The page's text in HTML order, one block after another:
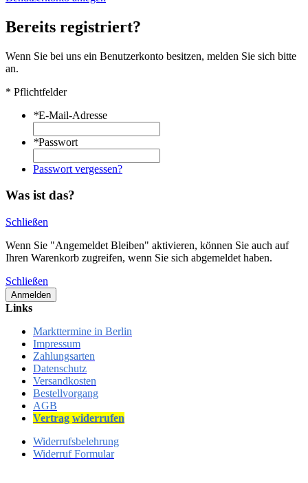
Bereits registriert?
Wenn Sie bei uns ein Benutzerkonto besitzen, melden Sie sich bitte
an.
* Pflichtfelder
*E-Mail-Adresse
*Passwort
Passwort vergessen?
Was ist das?
Schließen
Wenn Sie "Angemeldet Bleiben" aktivieren, können Sie auch auf
Ihren Warenkorb zugreifen, wenn Sie sich abgemeldet haben.
Schließen
Anmelden
Links
Markttermine in Berlin
Impressum
Zahlungsarten
Datenschutz
Versandkosten
Bestellvorgang
AGB
Vertrag widerrufen
Widerrufsbelehrung
Widerruf Formular